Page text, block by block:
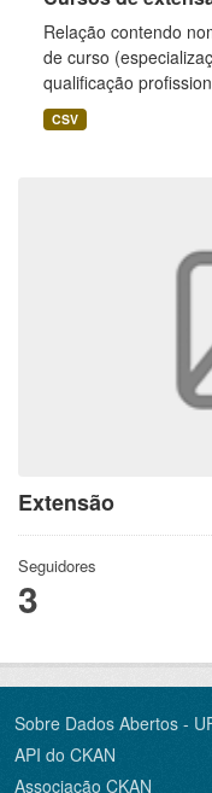
Extensão
Seguidores
3
Relação contendo
de curso
qualificação
CSV
Sobre Dados Abertos -
API do CKAN
Associação CKAN